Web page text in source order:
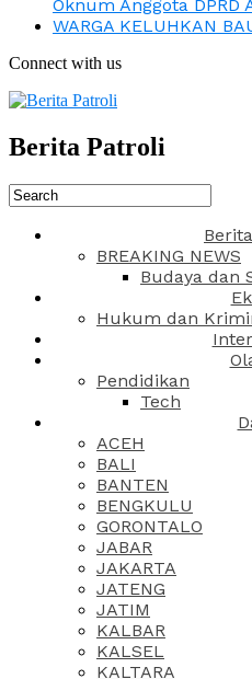
Oknum Anggota DPRD
WARGA KELUHKAN
Connect with us
Berita Patroli
BREAKING NEWS
Budaya dan
Hukum dan
Pendidikan
Tech
ACEH
BALI
BANTEN
BENGKULU
GORONTALO
JABAR
JAKARTA
JATENG
JATIM
KALBAR
KALSEL
KALTARA